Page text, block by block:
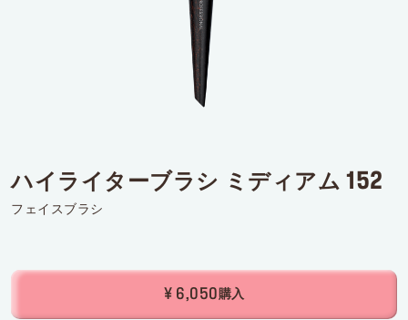
ハイライターブラシ ミディアム 152
フェイスブラシ
¥ 6,050購入